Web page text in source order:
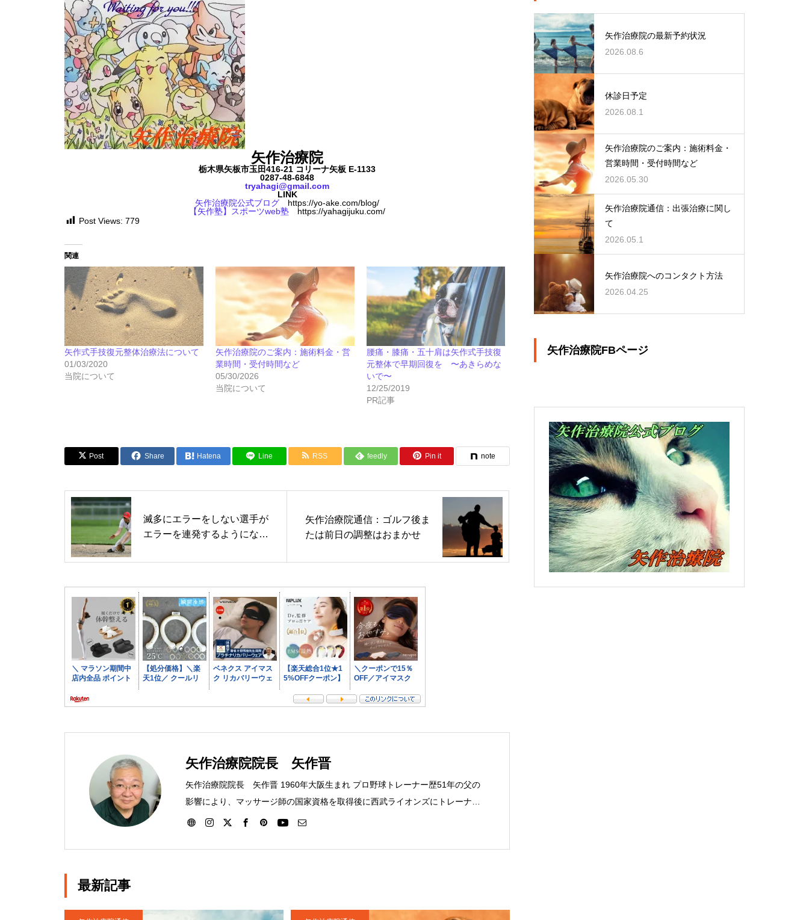
矢作治療院
栃木県矢板市玉田416-21 コリーナ矢板 E-1133
0287-48-6848
tryahagi@gmail.com
LINK
矢作治療院公式ブログ https://yo-ake.com/blog/
【矢作塾】スポーツweb塾 https://yahagijuku.com/
Post Views: 779
関連
矢作式手技復元整体治療法について
01/03/2020
当院について
矢作治療院のご案内：施術料金・営
業時間・受付時間など
05/30/2026
当院について
腰痛・膝痛・五十肩は矢作式手技復
元整体で早期回復を 〜あきらめな
いで〜
12/25/2019
PR記事
Post Share Hatena Line RSS feedly Pin it note
滅多にエラーをしない選手が
エラーを連発するようになっ
矢作治療院通信：ゴルフ後ま
たは前日の調整はおまかせ
矢作治療院院長 矢作晋
矢作治療院院長 矢作晋 1960年大阪生まれ プロ野球トレーナー歴51年の父の
影響により、マッサージ師の国家資格を取得後に西武ライオンズにトレーナー
として入団。その後、大洋ホエールズ、読売巨人軍と渡り、21年間選手のサポ
体治療にて多くの腰痛、ひざ痛の患者さんを助けています。2020年４月に栃木
最新記事
矢作治療院の最新予約状況
2026.08.6
休診日予定
2026.08.1
矢作治療院のご案内：施術料金・
営業時間・受付時間など
2026.05.30
矢作治療院通信：出張治療に関し
て
2026.05.1
矢作治療院へのコンタクト方法
2026.04.25
矢作治療院FBページ